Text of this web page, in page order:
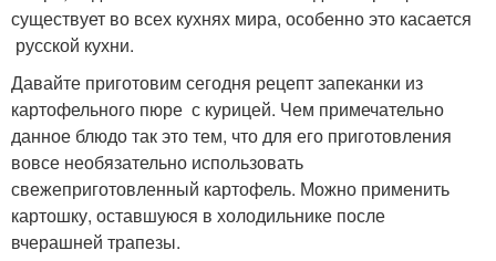
существует во всех кухнях мира, особенно это касается
русской кухни.
Давайте приготовим сегодня рецепт запеканки из
картофельного пюре с курицей. Чем примечательно
данное блюдо так это тем, что для его приготовления
вовсе необязательно использовать
свежеприготовленный картофель. Можно применить
картошку, оставшуюся в холодильнике после
вчерашней трапезы.